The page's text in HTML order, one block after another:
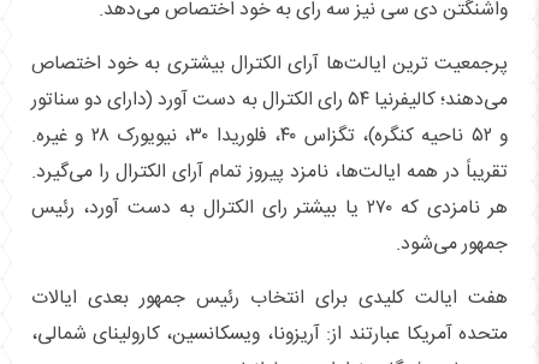
واشنگتن دی سی نیز سه رای به خود اختصاص می‌دهد.
پرجمعیت ترین ایالت‌ها آرای الکترال بیشتری به خود اختصاص
می‌دهند؛ کالیفرنیا ۵۴ رای الکترال به دست آورد (دارای دو سناتور
و ۵۲ ناحیه کنگره)، تگزاس ۴۰، فلوریدا ۳۰، نیویورک ۲۸ و غیره.
تقریباً در همه ایالت‌ها، نامزد پیروز تمام آرای الکترال را می‌گیرد.
هر نامزدی که ۲۷۰ یا بیشتر رای الکترال به دست آورد، رئیس
جمهور می‌شود.
هفت ایالت کلیدی برای انتخاب رئیس جمهور بعدی ایالات
متحده آمریکا عبارتند از: آریزونا، ویسکانسین، کارولینای شمالی،